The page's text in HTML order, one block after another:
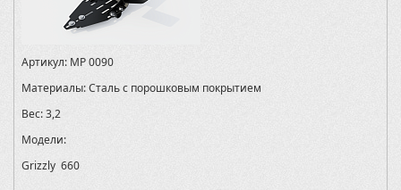
Артикул: MP 0090
Материалы:Сталь с порошковым покрытием
Вес:3,2
Модели:
Grizzly 660